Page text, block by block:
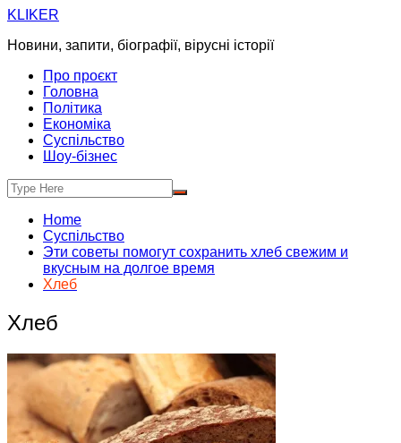
Skip
content
KLIKER
Новини, запити, біографії, вірусні історії
Про проєкт
Головна
Політика
Економіка
Суспільство
Шоу-бізнес
Home
Суспільство
Эти советы помогут сохранить хлеб свежим и
вкусным на долгое время
Хлеб
Хлеб